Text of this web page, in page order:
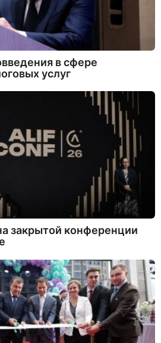
в сфере
услуг
закрытой конференции